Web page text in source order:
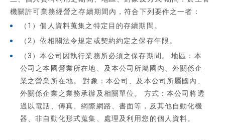
機關許可業務經營之存續期間內，符合下列要件之一者：
（1）個人資料蒐集之特定目的存續期間。
（2）依相關法令規定或契約約定之保存年限。
（3）本公司因執行業務所必須之保存期間。 地區：本
公司之本國營業所在地、及本公司所屬國內、外關係企
業之營業所在地。 對象：本公司、及本公司所屬國內、
外關係企業之業務承辦及相關單位。 方式：本公司將透
過以電話、傳真、網際網路、書面等，及其他自動化機
器、非自動化形式蒐集、處理及利用您的個人資料。